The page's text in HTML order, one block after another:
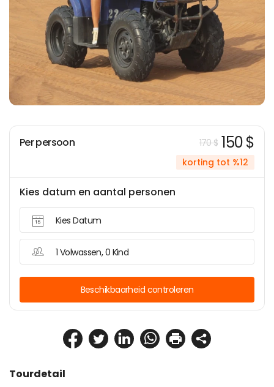
Tourdetail
Per persoon 170 $ 150 $
korting tot %12
Kies datum en aantal personen
Kies Datum
1 Volwassen, 0 Kind
Beschikbaarheid controleren